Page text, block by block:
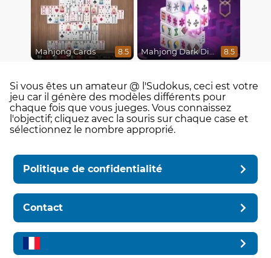
Mahjong Cards 8.5 Mahjong Dark Dimensions 8.5
Si vous êtes un amateur @ l'Sudokus, ceci est votre
jeu car il génère des modèles différents pour
chaque fois que vous jueges. Vous connaissez
l'objectif; cliquez avec la souris sur chaque case et
sélectionnez le nombre approprié.
Politique de confidentialité
Contact